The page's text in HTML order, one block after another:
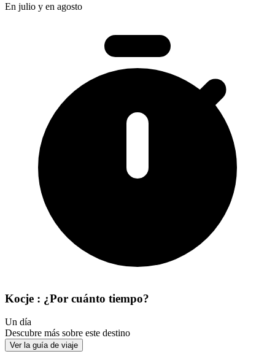
En julio y en agosto
Kocje : ¿Por cuánto tiempo?
Un día
Descubre más sobre este destino
Ver la guía de viaje